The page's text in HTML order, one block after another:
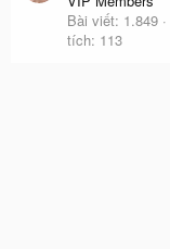
Bài viết 1.849
tích 113